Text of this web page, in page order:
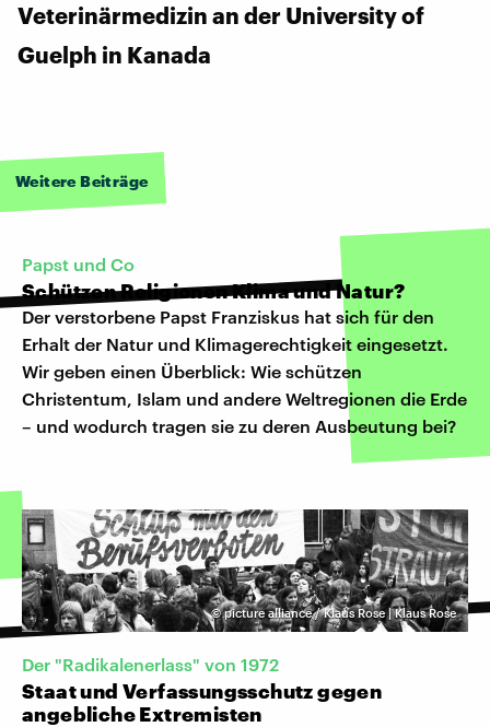
Veterinärmedizin an der University of
Guelph in Kanada
Weitere Beiträge
Papst und Co
Schützen Religionen Klima und Natur?
Der verstorbene Papst Franziskus hat sich für den
Erhalt der Natur und Klimagerechtigkeit eingesetzt.
Wir geben einen Überblick: Wie schützen
Christentum, Islam und andere Weltregionen die Erde
– und wodurch tragen sie zu deren Ausbeutung bei?
©picture alliance / Klaus Rose | Klaus Rose
Der "Radikalenerlass" von 1972
Staat und Verfassungsschutz gegen
angebliche Extremisten